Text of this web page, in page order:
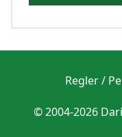
Regler /
© 2004-2026